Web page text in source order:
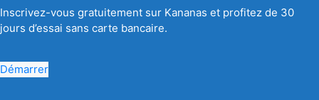
Inscrivez-vous gratuitement sur Kananas et profitez de 30
jours d’essai sans carte bancaire.
Démarrer